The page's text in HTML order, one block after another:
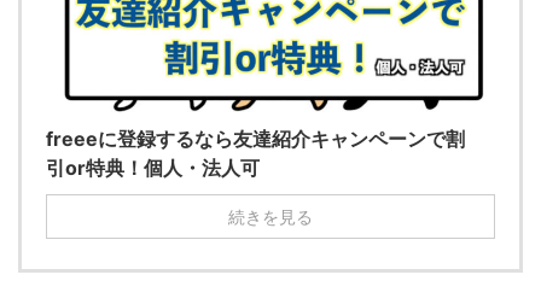
freeeに登録するなら友達紹介キャンペーンで割
引or特典！個人・法人可
続きを見る